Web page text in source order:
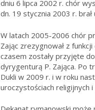
dniu 6 lipca 2002 r. chór
dn. 19 stycznia 2003 r. brał
W latach 2005-2006 chór
Zając zrezygnował z
czasem zostały przyjęte
dyrygenturą P. Zająca. Po
Dukli w 2009 r. i w roku
uroczystościach religijnych